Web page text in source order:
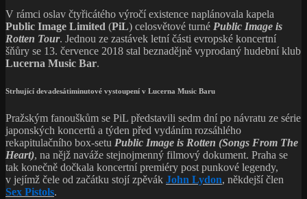
V rámci oslav čtyřicátého výročí existence naplánovala kapela
Public Image Limited (PiL) celosvětové turné Public Image is
Rotten Tour. Jednou ze zastávek letní části evropské koncertní
šňůry se 13. července 2018 stal beznadějně vyprodaný hudební klub
Lucerna Music Bar.
Strhující devadesátiminutové vystoupení v Lucerna Music Baru
Pražským fanouškům se PiL představili sedm dní po návratu ze série
japonských koncertů a týden před vydáním rozsáhlého
rekapitulačního box-setu Public Image is Rotten (Songs From The
Heart), na nějž naváže stejnojmenný filmový dokument. Praha se
tak konečně dočkala koncertní premiéry post punkové legendy,
v jejímž čele od začátku stojí zpěvák John Lydon, někdejší člen
Sex Pistols.